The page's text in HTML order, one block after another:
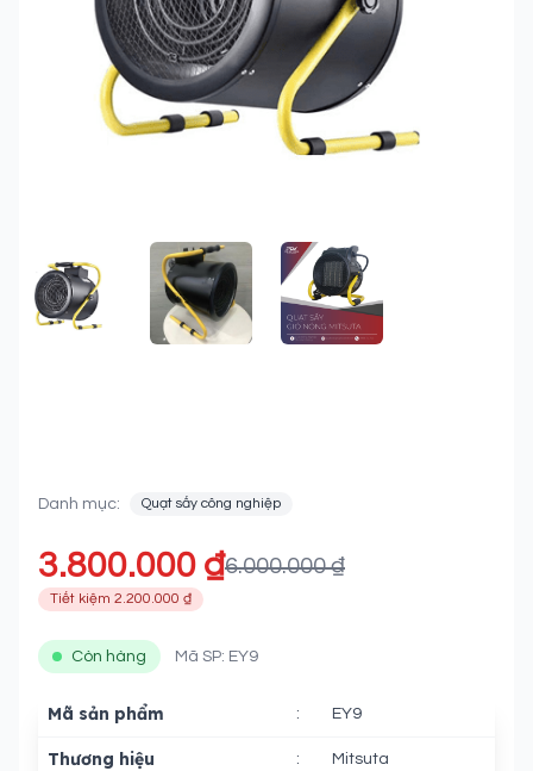
FEATURED IMAGE GALLERY IMAGE 1GALLERY IMAGE 2
Danh mục: Quạt sấy công nghiệp
3.800.000 ₫6.000.000 ₫
Tiết kiệm 2.200.000 ₫
Còn hàng Mã SP: EY9
Mã sản phẩm : EY9
Thương hiệu : Mitsuta